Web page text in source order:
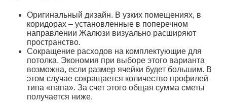
Оригинальный дизайн. В узких помещениях, в
коридорах – установленные в поперечном
направлении Жалюзи визуально расширяют
пространство.
Сокращение расходов на комплектующие для
потолка. Экономия при выборе этого варианта
возможна, если размер ячейки будет большим. В
этом случае сокращается количество профилей
типа «папа». За счет этого общая сумма сметы
получается ниже.